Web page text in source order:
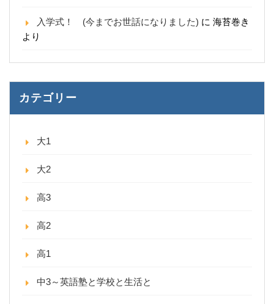
入学式！ (今までお世話になりました) に 海苔巻き
より
カテゴリー
大1
大2
高3
高2
高1
中3～英語塾と学校と生活と